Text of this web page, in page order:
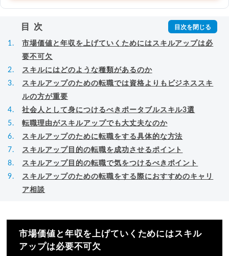
目次
市場価値と年収を上げていくためにはスキルアップは必
要不可欠
スキルにはどのような種類があるのか
スキルアップのための転職では資格よりもビジネススキ
ルの方が重要
社会人として身につけるべきポータブルスキル3選
転職理由がスキルアップでも大丈夫なのか
スキルアップのために転職をする具体的な方法
スキルアップ目的の転職を成功させるポイント
スキルアップ目的の転職で気をつけるべきポイント
スキルアップのための転職をする際におすすめのキャリ
ア相談
市場価値と年収を上げていくためにはスキル
アップは必要不可欠